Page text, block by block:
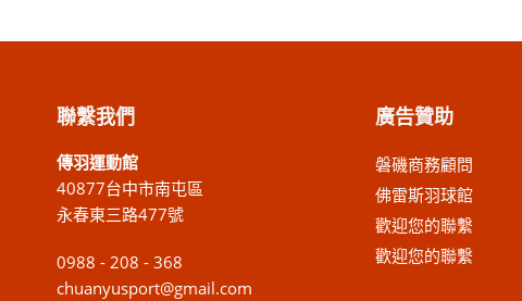
聯繫我們
傳羽運動館
40877台中市南屯區
永春東三路477號
0988 - 208 - 368
chuanyusport@gmail.com
廣告贊助
磐磯商務顧問
佛雷斯羽球館
歡迎您的聯繫
歡迎您的聯繫